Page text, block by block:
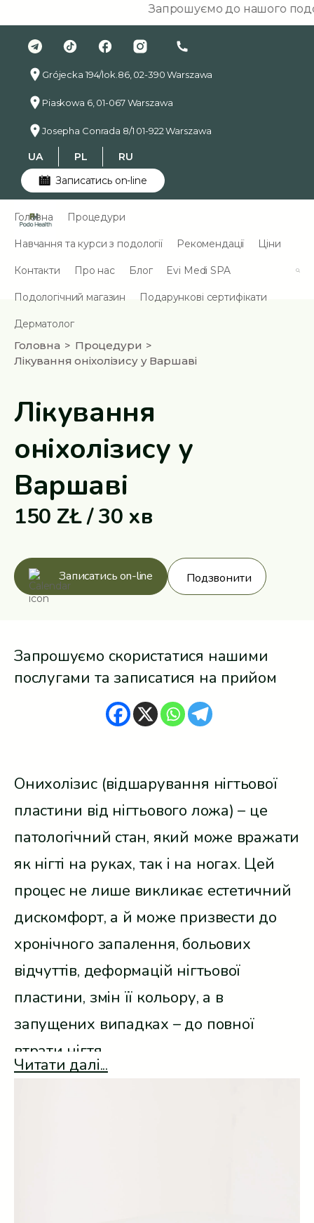
Запрошуємо до нашого
Grójecka 194/lok.86, 02-390 Warszawa
Piaskowa 6, 01-067 Warszawa
Josepha Conrada 8/1 01-922 Warszawa
UA PL
RU
Записатись on-line
Головна Процедури
Навчання та курси з подології Рекомендації Ціни
Контакти Про нас Блог Evi Medi SPA
Подологічний магазин Подарункові сертифікати
Дерматолог
Головна
Процедури
Лікування оніхолізису у Варшаві
Лікування
оніхолізису у
Варшаві
150 ZŁ / 30 хв
Записатись on-line Подзвонити
Запрошуємо скористатися нашими
послугами та записатися на прийом
Онихолізис (відшарування нігтьової
пластини від нігтьового ложа) – це
патологічний стан, який може вражати
як нігті на руках, так і на ногах. Цей
процес не лише викликає естетичний
дискомфорт, а й може призвести до
хронічного запалення, больових
відчуттів, деформацій нігтьової
пластини, змін її кольору, а в
запущених випадках – до повної
втрати нігтя.
Читати далі...